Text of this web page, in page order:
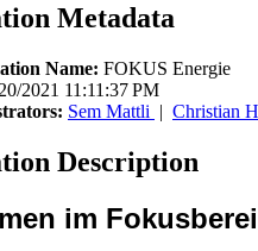
Metadata
Name: FOKUS Energie
2021 11:11:37 PM
Sem Mattli | Christian
Description
im